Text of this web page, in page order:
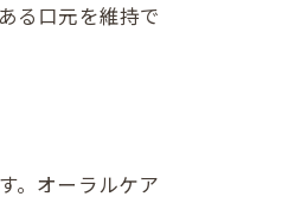
る口元を維持で
。オーラルケア